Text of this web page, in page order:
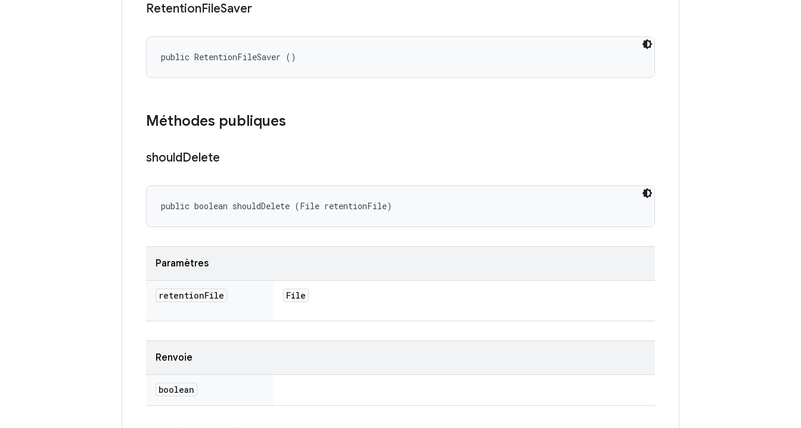
RetentionFileSaver
public RetentionFileSaver ()
Méthodes publiques
shouldDelete
public boolean shouldDelete (File retentionFile)
Paramètres
retentionFile File
Renvoie
boolean